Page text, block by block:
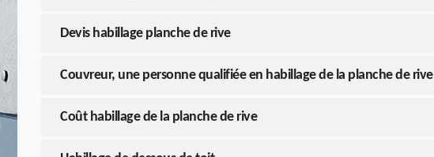
Devis habillage planche de rive
Couvreur, une personne qualifiée en habillage de la planche de rive
Coût habillage de la planche de rive